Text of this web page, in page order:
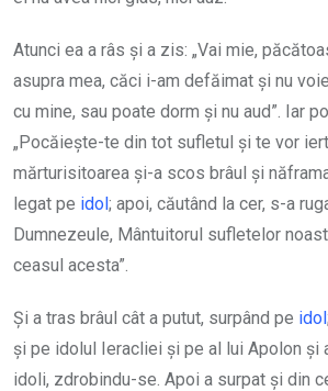
Atunci ea a râs şi a zis: „Vai mie,
asupra mea, căci i-am defăimat şi nu
cu mine, sau poate dorm şi nu aud”. Iar
„Pocăieşte-te din tot sufletul şi te vor
mărturisitoarea şi-a scos brâul şi
legat pe idol; apoi, căutând la cer, s-a
Dumnezeule, Mântuitorul sufletelor
ceasul acesta”.
Şi a tras brâul cât a putut, surpând pe idol
şi pe idolul Ieracliei şi pe al lui Apolon şi
idoli, zdrobindu-se. Apoi a surpat şi din